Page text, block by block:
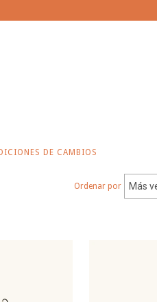
DE CAMBIOS
Ordenar por